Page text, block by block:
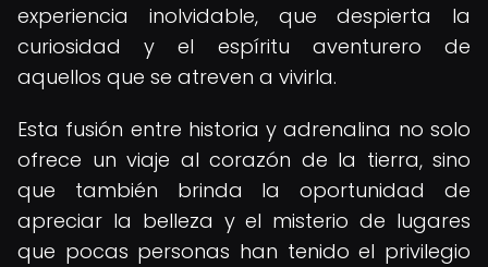
experiencia inolvidable, que despierta la
curiosidad y el espíritu aventurero de
aquellos que se atreven a vivirla.
Esta fusión entre historia y adrenalina no solo
ofrece un viaje al corazón de la tierra, sino
que también brinda la oportunidad de
apreciar la belleza y el misterio de lugares
que pocas personas han tenido el privilegio